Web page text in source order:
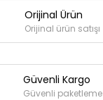
Orijinal Ürün
Orijinal ürün satışı
Güvenli Kargo
Güvenli paketleme